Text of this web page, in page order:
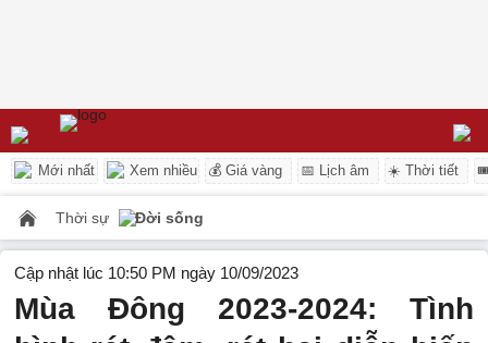
Mới nhất Xem nhiều 💰 Giá vàng 📅 Lịch âm ☀️ Thời tiết
Thời sự Đời sống
Cập nhật lúc 10:50 PM ngày 10/09/2023
Mùa Đông 2023-2024: Tình